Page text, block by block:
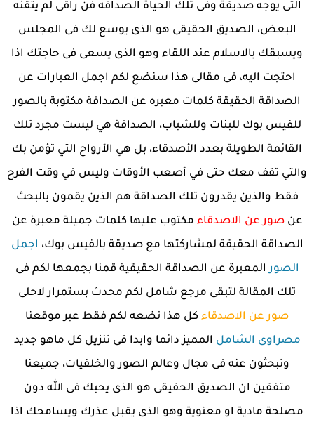
التى يوجه صديقة وفى تلك الحياة الصداقه فن راقى لم يتقنه
البعض، الصديق الحقيقى هو الذى يوسع لك فى المجلس
ويسبقك بالاسلام عند اللقاء وهو الذى يسعى فى حاجتك اذا
احتجت اليه، فى مقالى هذا سنضع لكم اجمل العبارات عن
الصداقة الحقيقة كلمات معبره عن الصداقة مكتوبة بالصور
للفيس بوك للبنات وللشباب، الصداقة هي ليست مجرد تلك
القائمة الطويلة بعدد الأصدقاء، بل هي الأرواح التي تؤمن بك
والتي تقف معك حتى في أصعب الأوقات وليس في وقت الفرح
فقط والذين يقدرون تلك الصداقة هم الذين يقمون بالبحث
عنصور عن الاصدقاء مكتوب عليها كلمات جميلة معبرة عن
الصداقة الحقيقة لمشاركتها مع صديقة بالفيس بوك، اجمل
الصورالمعبرة عن الصداقة الحقيقية قمنا بجمعها لكم فى
تلك المقالة لتبقى مرجع شامل لكم محدث بستمرار لاحلى
صور عن الاصدقاء كل هذا نضعه لكم فقط عبر موقعنا
مصراوى الشامل المميز دائما وابدا فى تنزيل كل ماهو جديد
وتبحثون عنه فى مجال وعالم الصور والخلفيات، جميعنا
متفقين ان الصديق الحقيقى هو الذى يحبك فى الله دون
مصلحة مادية او معنوية وهو الذى يقبل عذرك ويسامحك اذا